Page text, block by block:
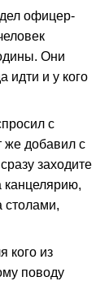
офицер-
Они
идти и у кого
с
же добавил с
заходите
канцелярию,
столами,
кого из
поводу